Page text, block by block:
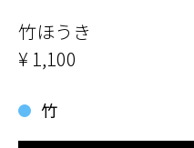
竹ほうき
¥ 1,100
竹